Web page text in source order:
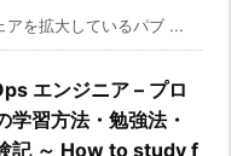
を拡大しているパブ ...
エンジニア – プロ
学習方法・勉強法・
記 ～ How to study f